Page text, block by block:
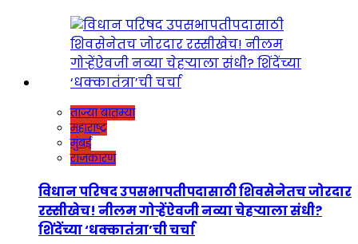
ताज्या बातम्या
महाराष्ट्र
मुंबई
राजकारण
विधान परिषद उपसभापतीपदासाठी शिवसेनेतच जोरदार
रस्सीखेच! नीलम गोऱ्हेंऐवजी नव्या चेहऱ्याला संधी?
शिंदेंच्या ‘धक्कातंत्रा’ची चर्चा